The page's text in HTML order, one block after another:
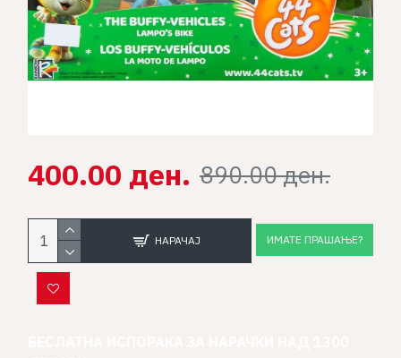
400.00 ден. 890.00 ден.
НАРАЧАЈ ИМАТЕ ПРАШАЊЕ?